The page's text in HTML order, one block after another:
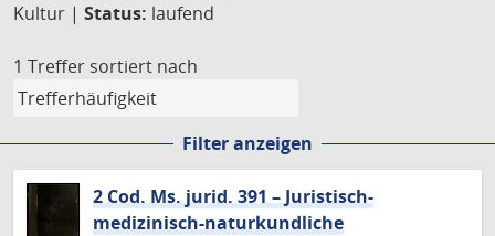
Kultur | Status: laufend
1 Treffer sortiert nach
Filter anzeigen
2 Cod. Ms. jurid. 391 – Juristisch-
medizinisch-naturkundliche